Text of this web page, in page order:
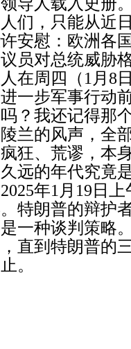
导人载入史册
，只能从近
安慰：欧洲各
员对总统威胁
在周四（1月8
一步军事行动
？我还记得那
兰的风声，全
狂、荒谬，本
远的年代究竟
年1月19日上
特朗普的辩护
一种谈判策略
直到特朗普的
。